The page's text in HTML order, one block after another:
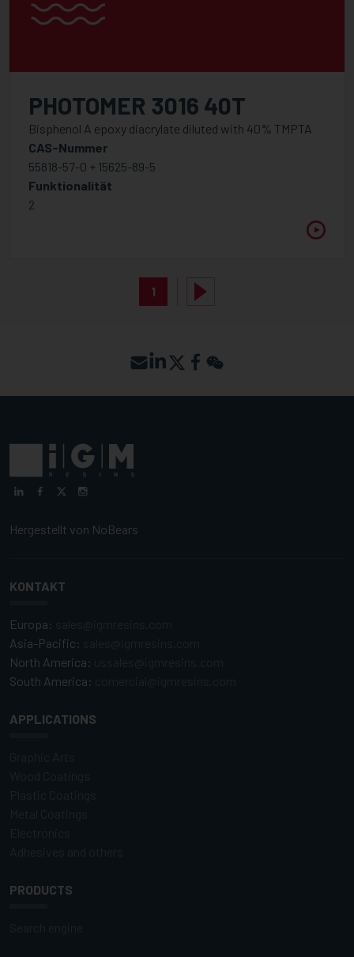
PHOTOMER 3016 40T
Bisphenol A epoxy diacrylate diluted with 40% TMPTA
CAS-Nummer
55818-57-0 + 15625-89-5
Funktionalität
2
1
Hergestellt von NoBears
KONTAKT
Europa:
Asia-Pacific:
North America:
South America:
APPLICATIONS
PRODUCTS